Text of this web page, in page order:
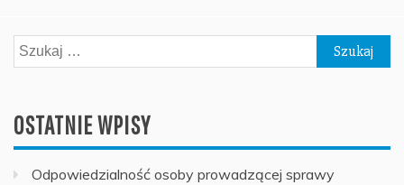
Szukaj:
OSTATNIE WPISY
Odpowiedzialność osoby prowadzącej sprawy